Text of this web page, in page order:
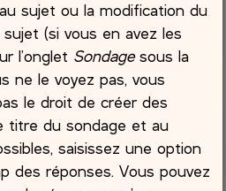
sujet ou la modification du
(si vous en avez les
l’onglet Sondagesous la
ne le voyez pas, vous
le droit de créer des
titre du sondage et au
saisissez une option
des réponses. Vous pouvez